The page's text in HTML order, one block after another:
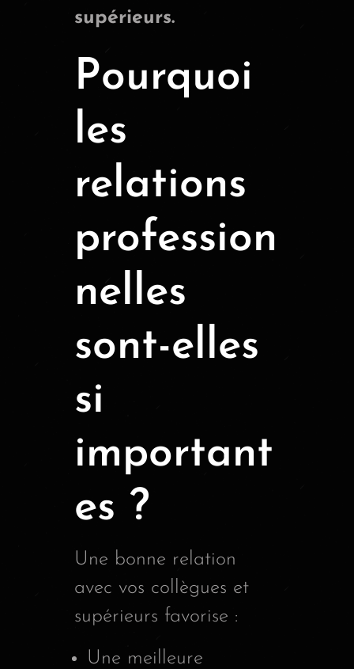
supérieurs.
Pourquoi
les
relations
profession
nelles
sont-elles
si
important
es ?
Une bonne relation
avec vos collègues et
supérieurs favorise :
Une meilleure